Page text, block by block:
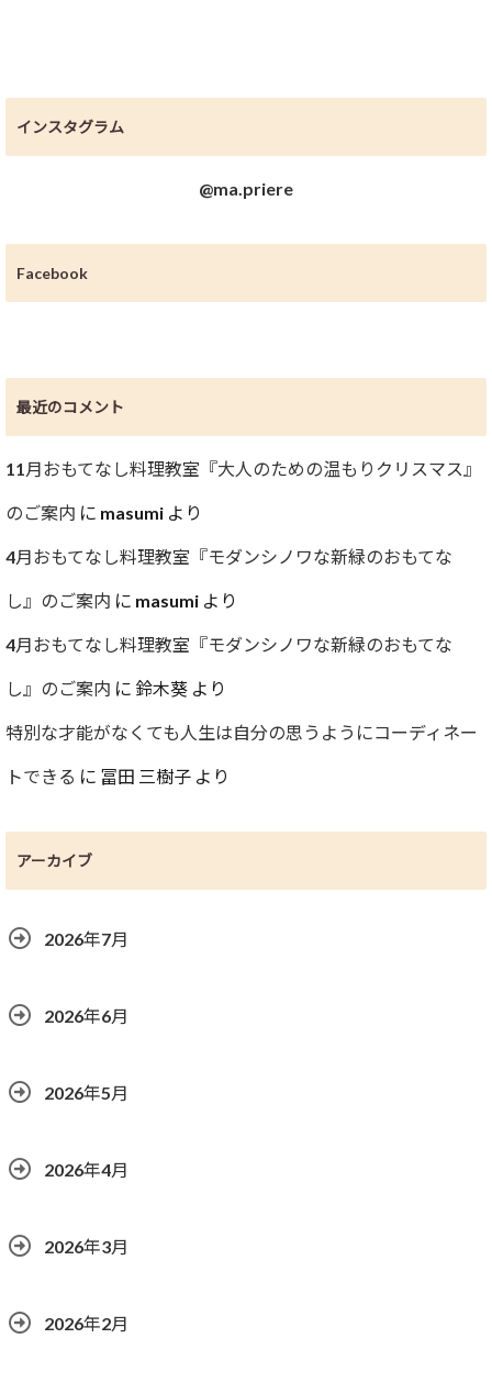
インスタグラム
@ma.priere
Facebook
最近のコメント
11月おもてなし料理教室『大人のための温もりクリスマス』
のご案内 に masumi より
4月おもてなし料理教室『モダンシノワな新緑のおもてな
し』のご案内 に masumi より
4月おもてなし料理教室『モダンシノワな新緑のおもてな
し』のご案内 に 鈴木葵 より
特別な才能がなくても人生は自分の思うようにコーディネー
トできる に 冨田 三樹子 より
アーカイブ
2026年7月
2026年6月
2026年5月
2026年4月
2026年3月
2026年2月